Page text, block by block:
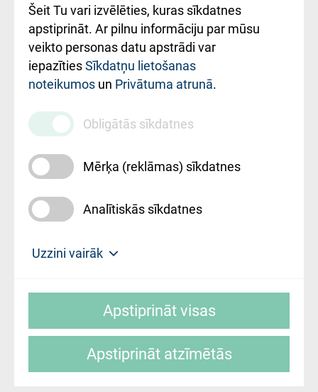
Rekvizīti un
ārstniecības
iestādes kods
010000234
Maksas
pakalpojumu
cenrādis
Mājas lapas izstrāde:
Šeit Tu vari izvēlēties, kuras sīkdatnes
apstiprināt. Ar pilnu informāciju par mūsu
veikto personas datu apstrādi var
iepazītiesSīkdatņu lietošanas
noteikumos un Privātuma atrunā.
Obligātās sīkdatnes
Mērķa (reklāmas) sīkdatnes
Analītiskās sīkdatnes
Uzzini vairāk
slimnīca, turpmāk – Pārzinis, sīkdatņu
sīkdatņu izmantošanas nosacījumiem.
Apstiprināt visas
Apstiprināt atzīmētās